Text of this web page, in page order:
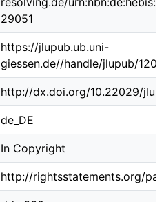
29051
https://jlupub.ub.uni-
giessen.de//handle/jlupub/
http://dx.doi.org/10.22029/
de_DE
In Copyright
http://rightsstatements.org/